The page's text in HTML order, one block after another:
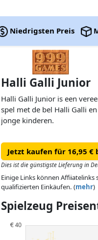
Niedrigsten Preis
Halli Galli Junior
Halli Galli Junior is een
spel met de bel Halli Galli
jonge kinderen.
Jetzt kaufen für 16,95 €
Dies ist die günstigste Lieferung in
Einige Links können Affiiatelinks
qualifizierten Einkäufen. (mehr)
Spielzeug